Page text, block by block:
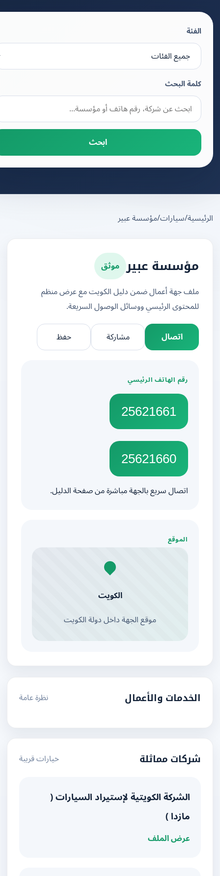
كلمة البحث
ابحث
/سيارات/مؤسسة عبير
مؤسسة عبير موثق
ملف جهة أعمال ضمن دليل الكويت مع عرض منظم
للمحتوى الرئيسي ووسائل الوصول السريعة.
اتصال
مشاركة
رقم الهاتف الرئيسي
25621661
25621660
اتصال سريع بالجهة مباشرة من صفحة الدليل.
الموقع
الكويت
موقع الجهة داخل دولة الكويت
الخدمات والأعمال نظرة عامة
شركات مماثلة خيارات قريبة
الشركة الكويتية لإستيراد السيارات (
مازدا )
عرض الملف